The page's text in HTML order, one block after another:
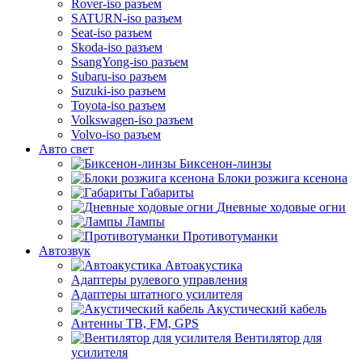
Rover-iso разъем
SATURN-iso разъем
Seat-iso разъем
Skoda-iso разъем
SsangYong-iso разъем
Subaru-iso разъем
Suzuki-iso разъем
Toyota-iso разъем
Volkswagen-iso разъем
Volvo-iso разъем
Авто свет
Биксенон-линзы
Блоки розжига ксенона
Габариты
Дневные ходовые огни
Лампы
Противотуманки
Автозвук
Автоакустика
Адаптеры рулевого управления
Адаптеры штатного усилителя
Акустический кабель
Антенны ТВ, FM, GPS
Вентилятор для
усилителя